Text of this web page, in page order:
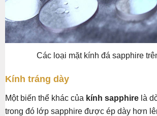
Các loại mặt kính đá sapphire
Kính tráng dày
Một biến thể khác của kính sapphire là
trong đó lớp sapphire được ép dày hơn